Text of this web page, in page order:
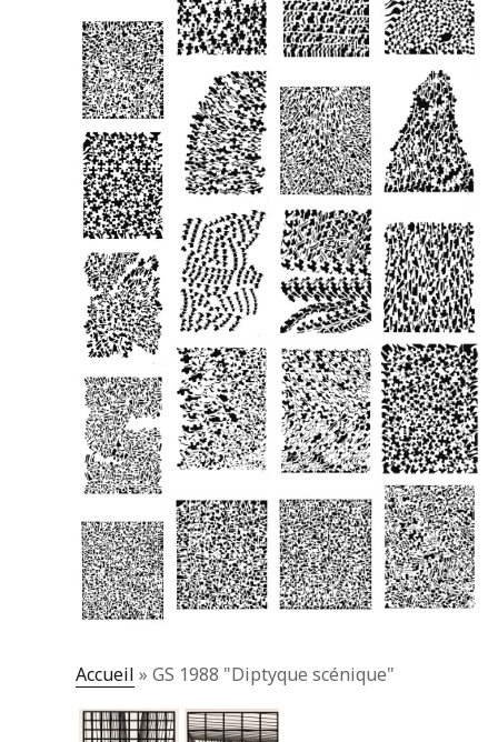
Accueil »GS 1988 "Diptyque scénique"